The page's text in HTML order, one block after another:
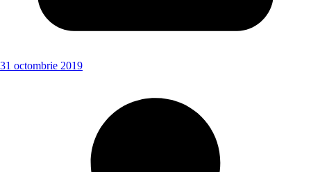
31 octombrie 2019